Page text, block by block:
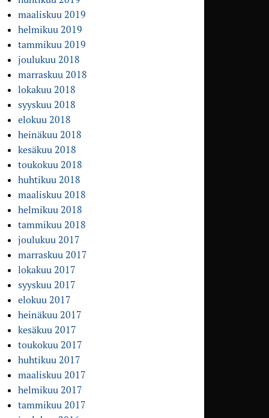
maaliskuu 2019
helmikuu 2019
tammikuu 2019
joulukuu 2018
marraskuu 2018
lokakuu 2018
syyskuu 2018
elokuu 2018
heinäkuu 2018
kesäkuu 2018
toukokuu 2018
huhtikuu 2018
maaliskuu 2018
helmikuu 2018
tammikuu 2018
joulukuu 2017
marraskuu 2017
lokakuu 2017
syyskuu 2017
elokuu 2017
heinäkuu 2017
kesäkuu 2017
toukokuu 2017
huhtikuu 2017
maaliskuu 2017
helmikuu 2017
tammikuu 2017